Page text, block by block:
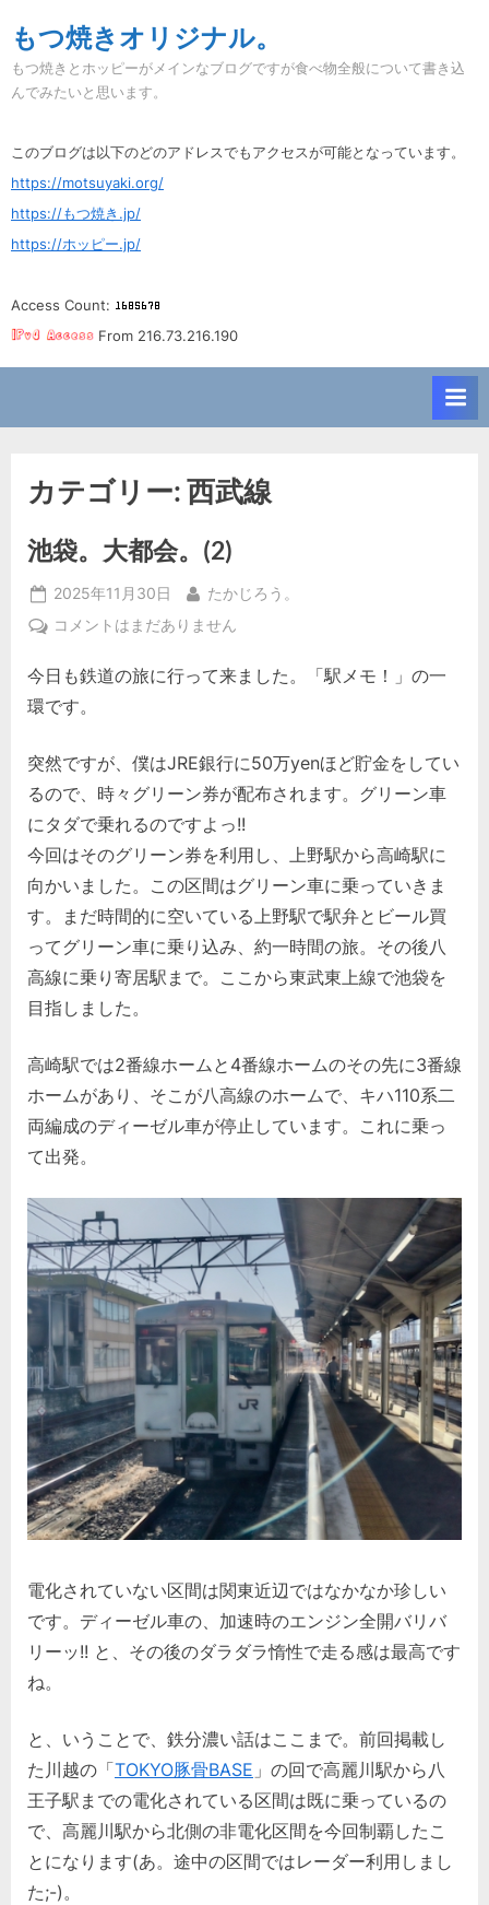
to
content
もつ焼きオリジナル。
もつ焼きとホッピーがメインなブログですが食べ物全般について書き込
んでみたいと思います。
このブログは以下のどのアドレスでもアクセスが可能となっています。
https://motsuyaki.org/
https://もつ焼き.jp/
https://ホッピー.jp/
Access Count:
From 216.73.216.190
カテゴリー:西武線
池袋。大都会。(2)
Posted
on
2025年11月30日 By
たかじろう。
池
大
都
へ
の
コメントはまだありません
今日も鉄道の旅に行って来ました。「駅メモ！」の一
環です。
突然ですが、僕はJRE銀行に50万yenほど貯金をしてい
るので、時々グリーン券が配布されます。グリーン車
にタダで乗れるのですよっ!!
今回はそのグリーン券を利用し、上野駅から高崎駅に
向かいました。この区間はグリーン車に乗っていきま
す。まだ時間的に空いている上野駅で駅弁とビール買
ってグリーン車に乗り込み、約一時間の旅。その後八
高線に乗り寄居駅まで。ここから東武東上線で池袋を
目指しました。
高崎駅では2番線ホームと4番線ホームのその先に3番線
ホームがあり、そこが八高線のホームで、キハ110系二
両編成のディーゼル車が停止しています。これに乗っ
て出発。
電化されていない区間は関東近辺ではなかなか珍しい
です。ディーゼル車の、加速時のエンジン全開バリバ
リーッ!! と、その後のダラダラ惰性で走る感は最高です
ね。
と、いうことで、鉄分濃い話はここまで。前回掲載し
た川越の「TOKYO豚骨BASE 」の回で高麗川駅から八
王子駅までの電化されている区間は既に乗っているの
で、高麗川駅から北側の非電化区間を今回制覇したこ
とになります(あ。途中の区間ではレーダー利用しまし
た;-)。